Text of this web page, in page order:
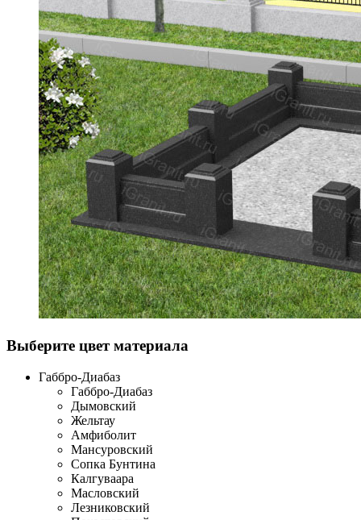
Выберите цвет материала
Габбро-Диабаз
Габбро-Диабаз
Дымовский
Жельтау
Амфиболит
Мансуровский
Сопка Бунтина
Калгуваара
Масловский
Лезниковский